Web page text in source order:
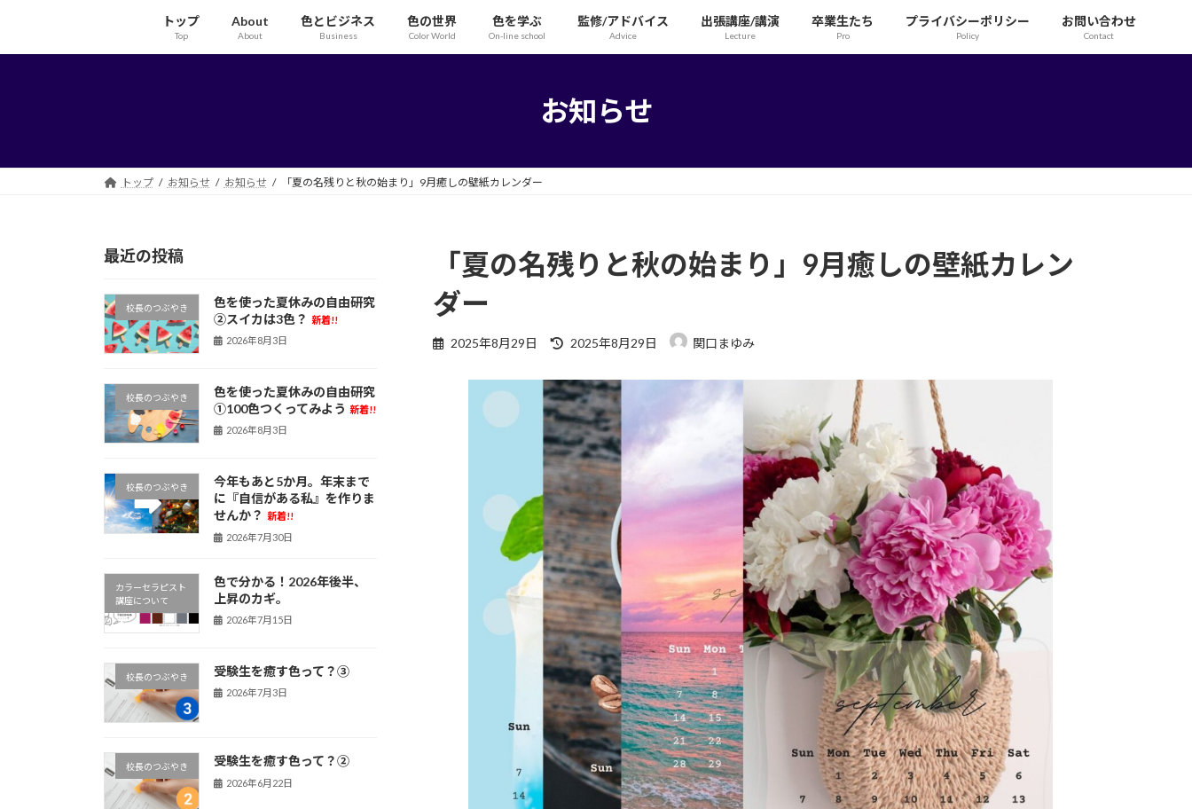
テ
ゲ
トップ
Top
About
About
色とビジネス
Business
色の世界
Color World
色を学ぶ
On-line school
監修/アドバイス
Advice
出張講座/講演
Lecture
卒業生たち
Pro
プライバシーポリシー
Policy
お問い合わせ
Contact
お知らせ
トップ お知らせ お知らせ 「夏の名残りと秋の始まり」9月癒しの壁紙カレンダー
「夏の名残りと秋の始まり」9月癒しの壁紙カレン
ダー
2025年8月29日
最
新
日
時
:
2025年8月29日 関口まゆみ
最近の投稿
校長のつぶやき
色を使った夏休みの自由研究
②スイカは3色？ 新着!!
2026年8月3日
校長のつぶやき
色を使った夏休みの自由研究
①100色つくってみよう 新着!!
2026年8月3日
校長のつぶやき
今年もあと5か月。年末まで
に『自信がある私』を作りま
せんか？ 新着!!
2026年7月30日
カラーセラピスト
講座について
色で分かる！2026年後半、
上昇のカギ。
2026年7月15日
校長のつぶやき 受験生を癒す色って？③
2026年7月3日
校長のつぶやき 受験生を癒す色って？②
2026年6月22日